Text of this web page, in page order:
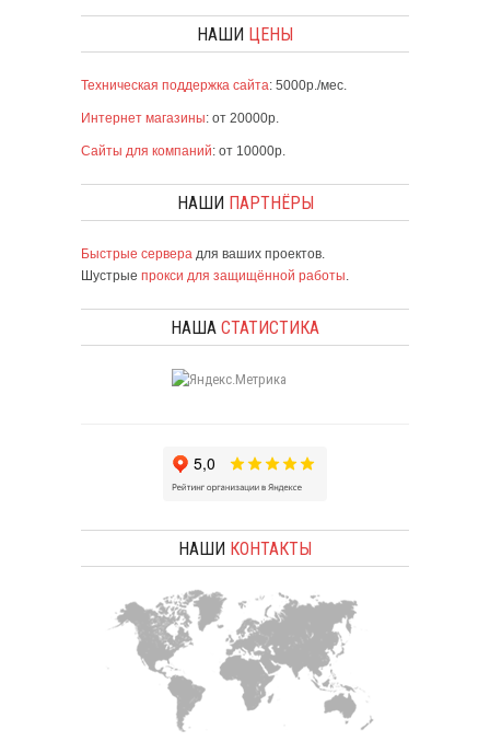
НАШИ ЦЕНЫ
Техническая поддержка сайта: 5000р./мес.
Интернет магазины: от 20000р.
Сайты для компаний: от 10000р.
НАШИ ПАРТНЁРЫ
Быстрые сервера для ваших проектов.
Шустрые прокси для защищённой работы.
НАША СТАТИСТИКА
НАШИ КОНТАКТЫ